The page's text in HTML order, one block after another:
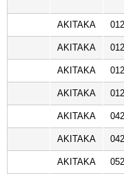
д
с
ь
AKITAKA
AKITAKA
AKITAKA
AKITAKA
AKITAKA
AKITAKA
AKITAKA